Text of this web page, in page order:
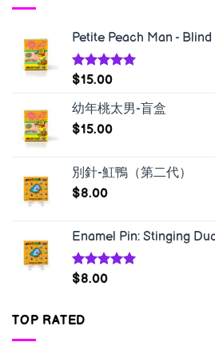
Petite Peach Man - Blind
Rated5.00
$15.00
幼年桃太男-盲盒
$15.00
別針-魟鴨（第二代）
$8.00
Enamel Pin: Stinging
Rated
$8.00
TOP RATED